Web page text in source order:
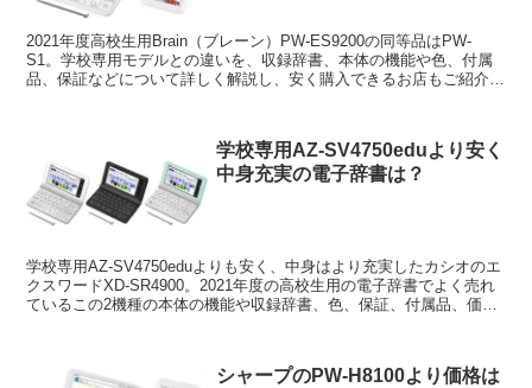
2021年度高校生用Brain（ブレーン）PW-ES9200の同等品はPW-
S1。学校専用モデルとの違いを、収録辞書、本体の機能や色、付属
品、保証などについて詳しく解説し、安く購入できるお店もご紹介し
学校専用AZ-SV4750eduより安く
中身充実の電子辞書は？
学校専用AZ-SV4750eduよりも安く、中身はより充実したカシオのエ
クスワードXD-SR4900。2021年度の高校生用の電子辞書でよく売れ
ているこの2機種の本体の機能や収録辞書、色、保証、付属品、価格
シャープのPW-H8100より価格は